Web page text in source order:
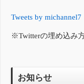
Tweets by michannel7
※Twitterの埋め込み
お知らせ